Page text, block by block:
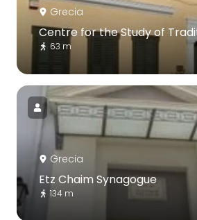
Grecia
Centre for the Study of
63 m
Grecia
Etz Chaim Synagogue
134 m